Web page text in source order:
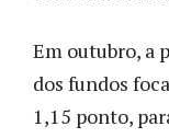
Em outubro, a
dos fundos
1,15 ponto,